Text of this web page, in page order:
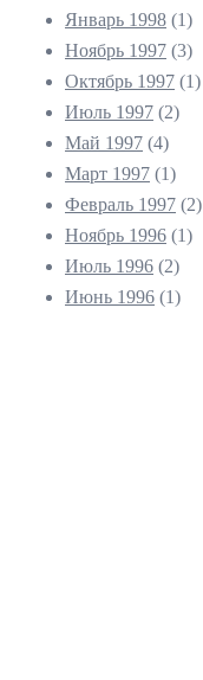
Январь 1998 (1)
Ноябрь 1997 (3)
Октябрь 1997 (1)
Июль 1997 (2)
Май 1997 (4)
Март 1997 (1)
Февраль 1997 (2)
Ноябрь 1996 (1)
Июль 1996 (2)
Июнь 1996 (1)